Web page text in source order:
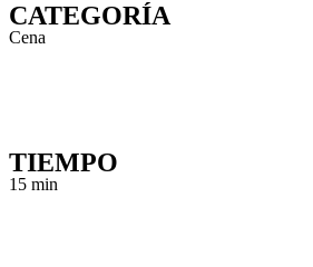
CATEGORÍA
Cena
TIEMPO
15 min